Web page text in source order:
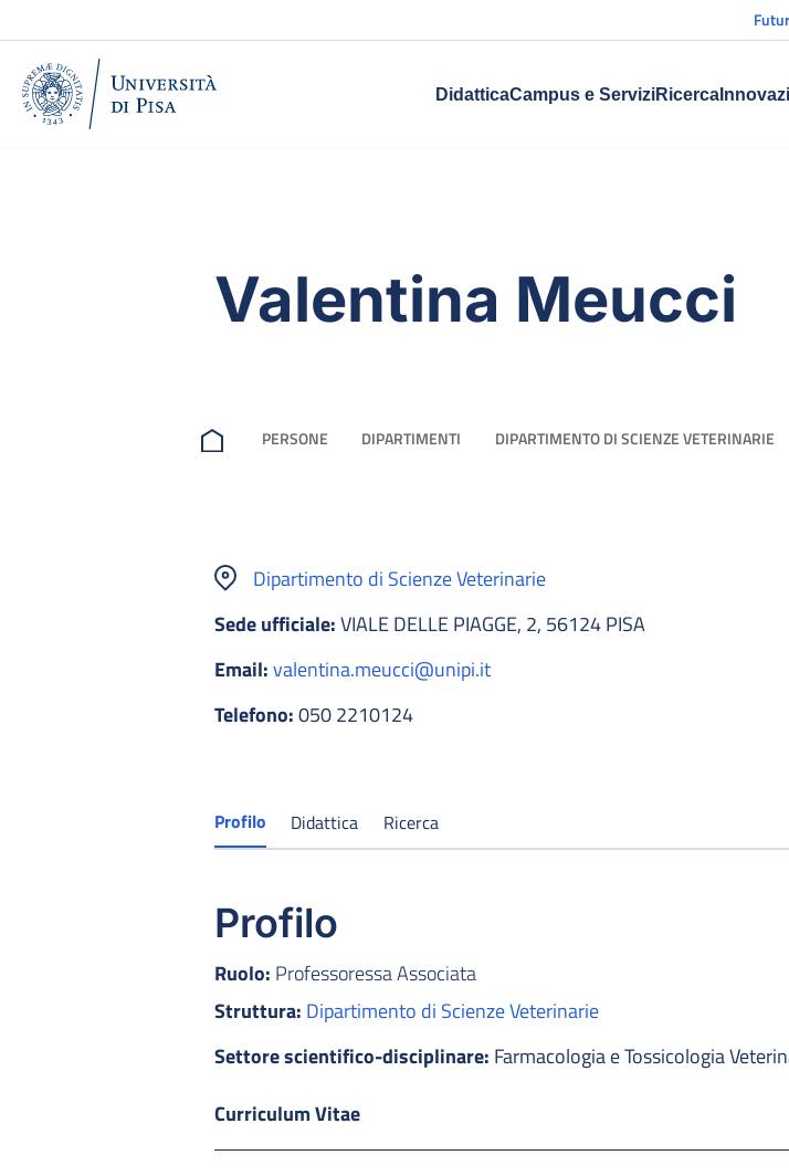
DidatticaCampus e ServiziRicerca
Valentina Meucci
PERSONE DIPARTIMENTI DIPARTIMENTO DI SCIENZE VETERINARIE
Dipartimento di Scienze Veterinarie
Sede ufficiale:VIALE DELLE PIAGGE, 2, 56124 PISA
Email:valentina.meucci@unipi.it
Telefono:050 2210124
Profilo Didattica Ricerca
Profilo
Ruolo: Professoressa Associata
Struttura: Dipartimento di Scienze Veterinarie
Settore scientifico-disciplinare: Farmacologia e Tossicologia
Curriculum Vitae